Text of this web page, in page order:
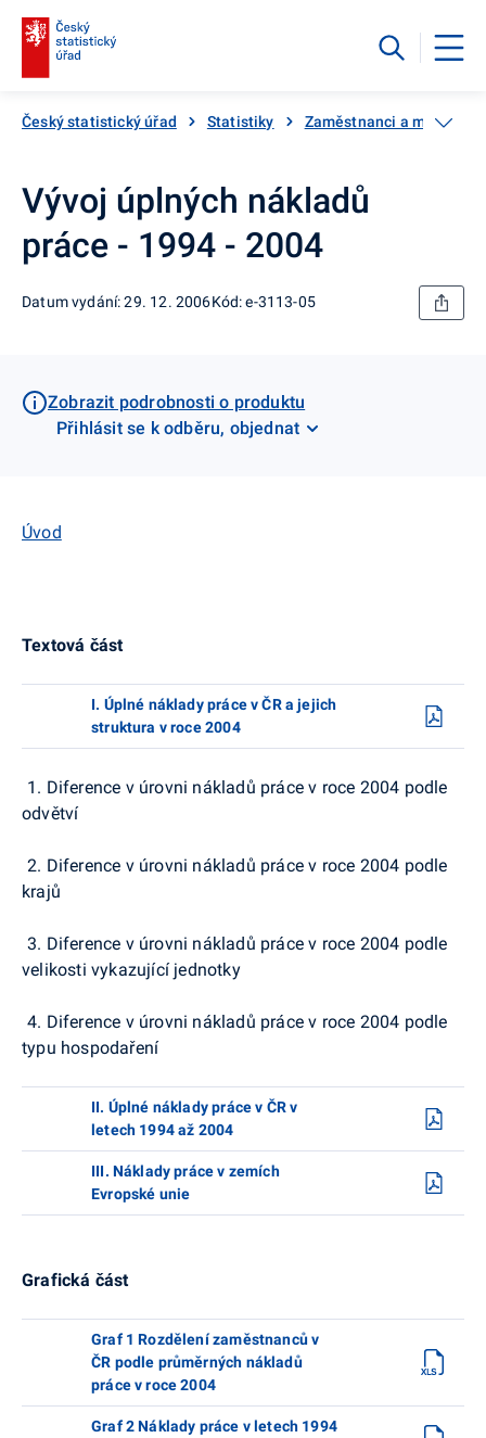
Český statistický úřad Statistiky Zaměstnanci a mzdy
Vývoj úplných nákladů
práce - 1994 - 2004
Datum vydání: 29. 12. 2006Kód: e-3113-05
Zobrazit podrobnosti o produktu
Přihlásit se k odběru, objednat
Úvod
Textová část
I. Úplné náklady práce v ČR a jejich
struktura v roce 2004
1. Diference v úrovni nákladů práce v roce 2004 podle
odvětví
2. Diference v úrovni nákladů práce v roce 2004 podle
krajů
3. Diference v úrovni nákladů práce v roce 2004 podle
velikosti vykazující jednotky
4. Diference v úrovni nákladů práce v roce 2004 podle
typu hospodaření
II. Úplné náklady práce v ČR v
letech 1994 až 2004
III. Náklady práce v zemích
Evropské unie
Grafická část
Graf 1 Rozdělení zaměstnanců v
ČR podle průměrných nákladů
práce v roce 2004
Graf 2 Náklady práce v letech 1994